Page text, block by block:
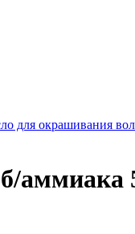
для окрашивания
аммиака